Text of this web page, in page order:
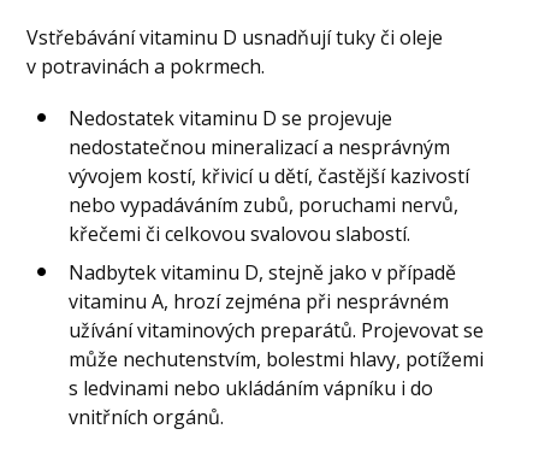
Vstřebávání vitaminu D usnadňují tuky či oleje
v potravinách a pokrmech.
Nedostatek vitaminu D se projevuje
nedostatečnou mineralizací a nesprávným
vývojem kostí, křivicí u dětí, častější kazivostí
nebo vypadáváním zubů, poruchami nervů,
křečemi či celkovou svalovou slabostí.
Nadbytek vitaminu D, stejně jako v případě
vitaminu A, hrozí zejména při nesprávném
užívání vitaminových preparátů. Projevovat se
může nechutenstvím, bolestmi hlavy, potížemi
s ledvinami nebo ukládáním vápníku i do
vnitřních orgánů.